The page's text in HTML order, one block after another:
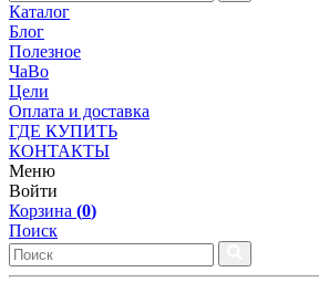
Каталог
Блог
Полезное
ЧаВо
Цели
Оплата и доставка
ГДЕ КУПИТЬ
КОНТАКТЫ
Меню
Войти
Корзина (0)
Поиск